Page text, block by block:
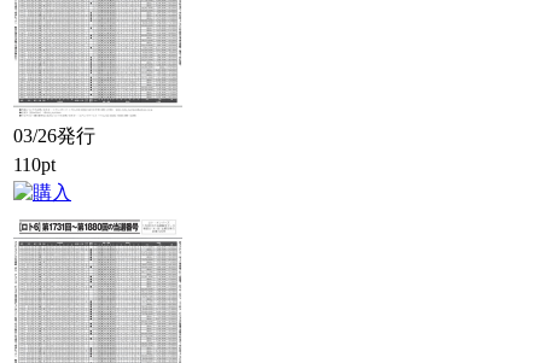
03/26発行
110pt